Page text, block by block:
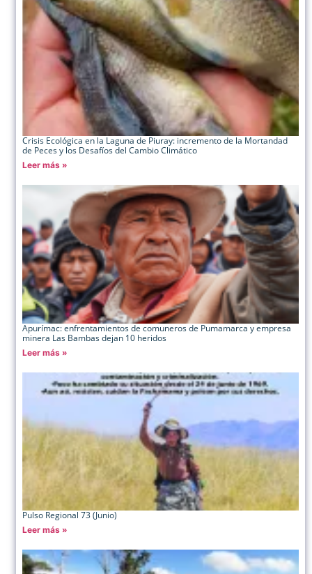
Crisis Ecológica en la Laguna de Piuray: incremento de la Mortandad
de Peces y los Desafíos del Cambio Climático
Leer más »
Apurímac: enfrentamientos de comuneros de Pumamarca y empresa
minera Las Bambas dejan 10 heridos
Leer más »
Pulso Regional 73 (Junio)
Leer más »